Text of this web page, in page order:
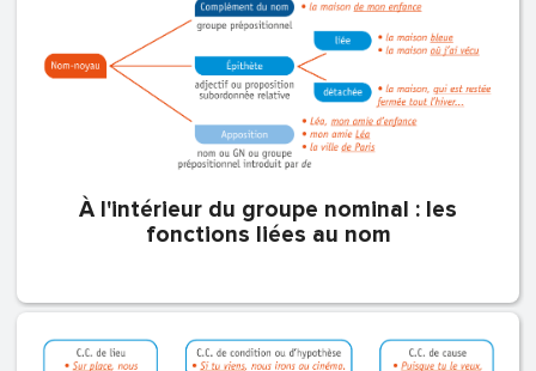
À l'intérieur du groupe nominal : les
fonctions liées au nom